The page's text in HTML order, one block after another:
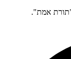
אמת".